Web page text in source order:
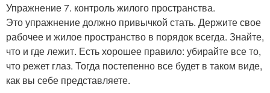
Упражнение 7. контроль жилого пространства.
Это упражнение должно привычкой стать. Держите свое
рабочее и жилое пространство в порядок всегда. Знайте,
что и где лежит. Есть хорошее правило: убирайте все то,
что режет глаз. Тогда постепенно все будет в таком виде,
как вы себе представляете.